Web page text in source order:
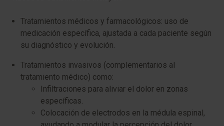
Tratamientos médicos y farmacológicos: uso de
medicación específica, ajustada a cada paciente según
su diagnóstico y evolución.
Tratamientos invasivos (complementarios al
tratamiento médico) como:
Infiltraciones para aliviar el dolor en zonas
específicas.
Colocación de electrodos en la médula espinal,